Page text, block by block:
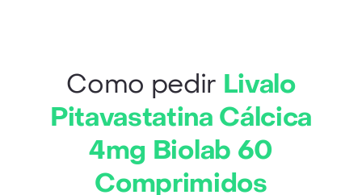
Como pedir Livalo
Pitavastatina Cálcica
4mg Biolab 60
Comprimidos